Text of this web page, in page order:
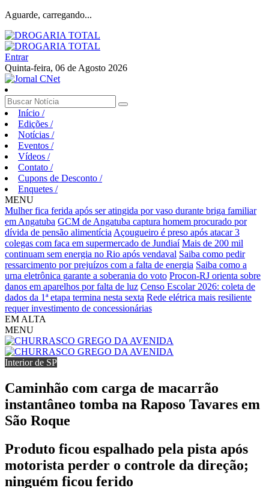
Aguarde, carregando...
Entrar
Quinta-feira, 06 de Agosto 2026
Início /
Edições /
Notícias /
Eventos /
Vídeos /
Contato /
Cupons de Desconto /
Enquetes /
MENU
Mulher fica ferida após ser atingida por vaso durante briga familiar
em Angatuba GCM de Angatuba captura homem procurado por
dívida de pensão alimentícia Açougueiro é preso após atacar 3
colegas com faca em supermercado de Jundiaí Mais de 200 mil
continuam sem energia no Rio após vendaval Saiba como pedir
ressarcimento por prejuízos com a falta de energia Saiba como a
urna eletrônica garante a soberania do voto Procon-RJ orienta sobre
danos em aparelhos por falta de luz Censo Escolar 2026: coleta de
dados da 1ª etapa termina nesta sexta Rede elétrica mais resiliente
requer investimento de concessionárias
EM ALTA
MENU
Interior de SP
Caminhão com carga de macarrão
instantâneo tomba na Raposo Tavares em
São Roque
Produto ficou espalhado pela pista após
motorista perder o controle da direção;
ninguém ficou ferido